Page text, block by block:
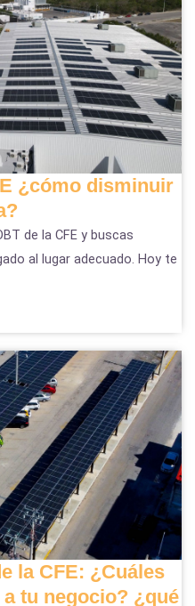
¿cómo disminuir
de la CFE y buscas
al lugar adecuado. Hoy te
la CFE: ¿Cuáles
tu negocio? ¿qué